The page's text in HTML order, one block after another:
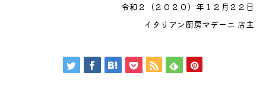
令和２（２０２０）年１２月２２日
イタリアン厨房マデーニ 店主